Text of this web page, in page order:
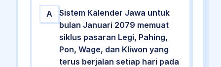
A
Sistem Kalender Jawa untuk
bulan Januari 2079 memuat
siklus pasaran Legi, Pahing,
Pon, Wage, dan Kliwon yang
terus berjalan setiap hari pada